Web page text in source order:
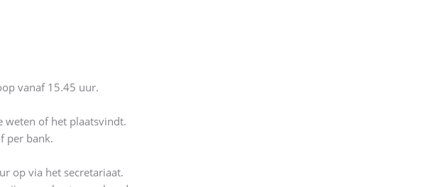
vanaf 15.45 uur.
weten of het plaatsvindt.
per bank.
op via het secretariaat.